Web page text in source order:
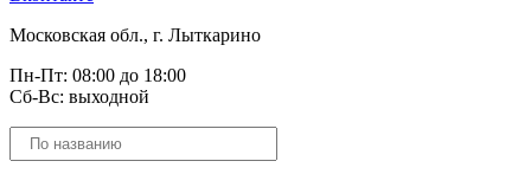
Московская обл., г. Лыткарино
Пн-Пт: 08:00 до 18:00
Сб-Вс: выходной
Поиск
товаров